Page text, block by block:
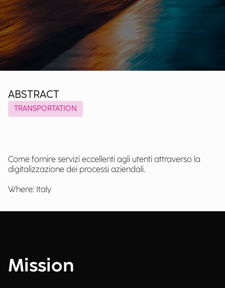
ABSTRACT
TRANSPORTATION
Come fornire servizi eccellenti agli utenti attraverso la
digitalizzazione dei processi aziendali.
Where: Italy
Mission